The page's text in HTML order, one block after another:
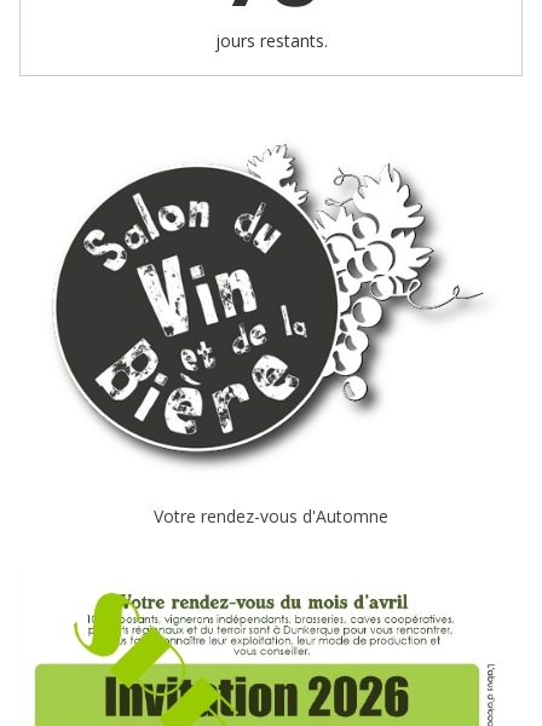
jours restants.
Votre rendez-vous d'Automne